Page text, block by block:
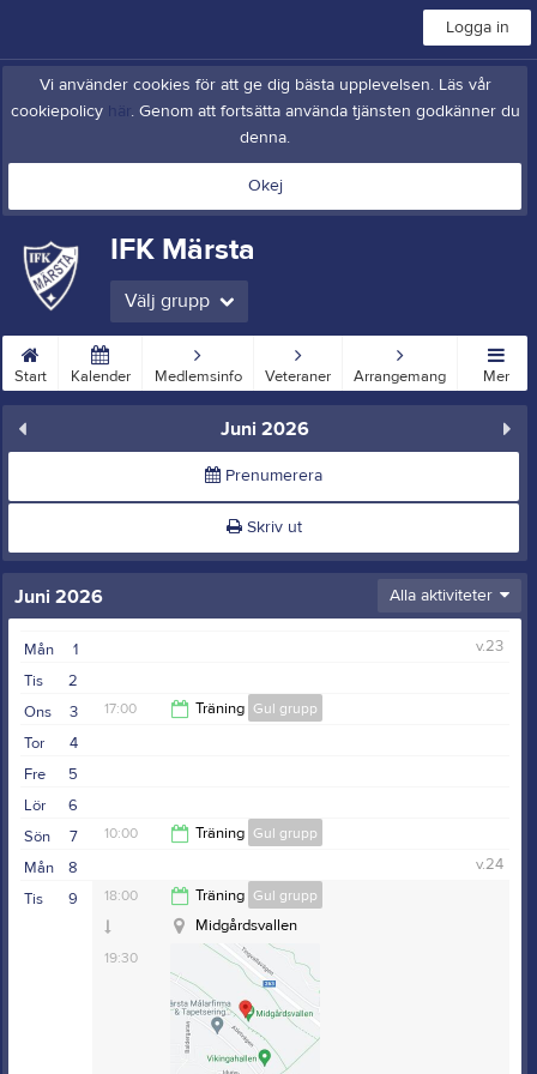
Logga in
Vi använder cookies för att ge dig bästa upplevelsen. Läs vår
cookiepolicy här. Genom att fortsätta använda tjänsten godkänner du
denna.
Okej
IFK Märsta
Välj grupp
Start Kalender Medlemsinfo Veteraner Arrangemang Mer
Juni 2026
Prenumerera
Skriv ut
Juni 2026 Alla aktiviteter
1
Mån
v.23
2
Tis
3
Ons 17:00 Träning Gul grupp
4
Tor
5
Fre
6
Lör
7
Sön 10:00 Träning Gul grupp
12:00
8
Mån
v.24
9
Tis 18:00 Träning Gul grupp
19:30
Midgårdsvallen